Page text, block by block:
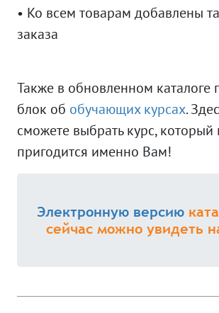
• Ко всем товарам добавлены
заказа
Также в обновленном каталоге
блок об обучающих курсах.
сможете выбрать курс, который
пригодится именно Вам!
Электронную версию
сейчас можно увидеть